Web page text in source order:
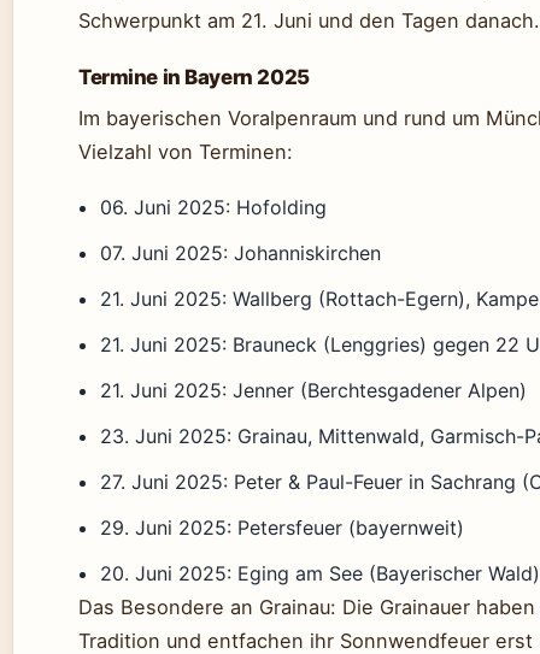
Schwerpunkt am 21. Juni und den Tagen danach.
Termine in Bayern 2025
Im bayerischen Voralpenraum und rund um
Vielzahl von Terminen:
06. Juni 2025: Hofolding
07. Juni 2025: Johanniskirchen
21. Juni 2025: Wallberg (Rottach-Egern),
21. Juni 2025: Brauneck (Lenggries) gegen 22
21. Juni 2025: Jenner (Berchtesgadener Alpen)
23. Juni 2025: Grainau, Mittenwald, Garmisch-
27. Juni 2025: Peter & Paul-Feuer in Sachrang
29. Juni 2025: Petersfeuer (bayernweit)
20. Juni 2025: Eging am See (Bayerischer Wald)
Das Besondere an Grainau: Die Grainauer
Tradition und entfachen ihr Sonnwendfeuer erst